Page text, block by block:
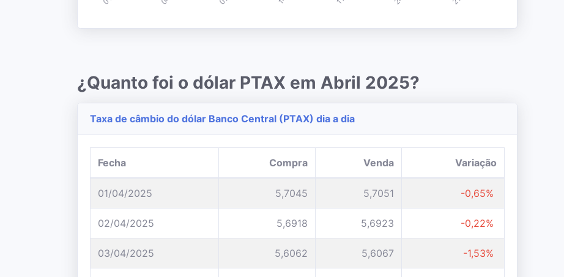
¿Quanto foi o dólar PTAX em Abril 2025?
Taxa de câmbio do dólar Banco Central (PTAX) dia a dia
Fecha Compra Venda Variação
01/04/2025 5,7045 5,7051 -0,65%
02/04/2025 5,6918 5,6923 -0,22%
03/04/2025 5,6062 5,6067 -1,53%